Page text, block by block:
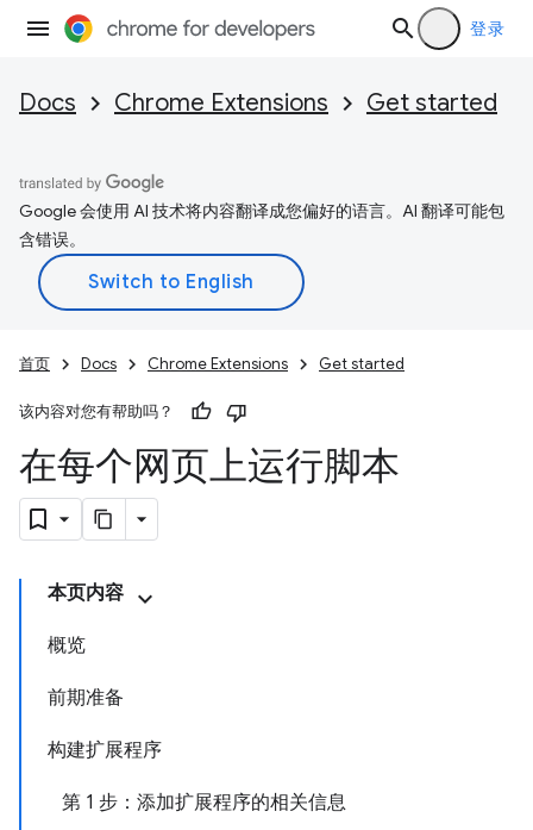
登录
Docs Chrome Extensions Get started
Google 会使用 AI 技术将内容翻译成您偏好的语言。AI 翻译可能包
含错误。
首页 Docs Chrome Extensions Get started
该内容对您有帮助吗？
在每个网页上运行脚本
本页内容
概览
前期准备
构建扩展程序
第 1 步：添加扩展程序的相关信息